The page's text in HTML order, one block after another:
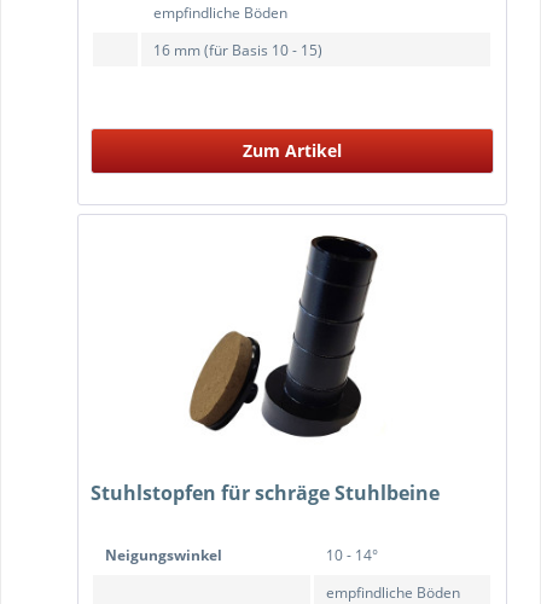
empfindliche Böden
16 mm (für Basis 10 - 15)
Zum Artikel
Stuhlstopfen für schräge Stuhlbeine
Neigungswinkel
10 - 14°
empfindliche Böden